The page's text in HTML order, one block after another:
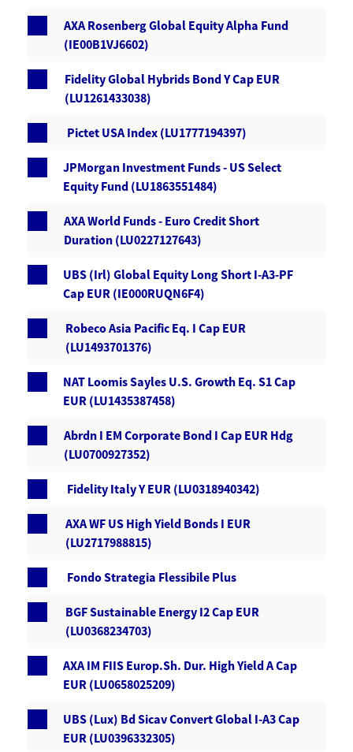
AXA Rosenberg Global Equity Alpha Fund
(IE00B1VJ6602)
Fidelity Global Hybrids Bond Y Cap EUR
(LU1261433038)
Pictet USA Index (LU1777194397)
JPMorgan Investment Funds - US Select
Equity Fund (LU1863551484)
AXA World Funds - Euro Credit Short
Duration (LU0227127643)
UBS (Irl) Global Equity Long Short I-A3-PF
Cap EUR (IE000RUQN6F4)
Robeco Asia Pacific Eq. I Cap EUR
(LU1493701376)
NAT Loomis Sayles U.S. Growth Eq. S1 Cap
EUR (LU1435387458)
Abrdn I EM Corporate Bond I Cap EUR Hdg
(LU0700927352)
Fidelity Italy Y EUR (LU0318940342)
AXA WF US High Yield Bonds I EUR
(LU2717988815)
Fondo Strategia Flessibile Plus
BGF Sustainable Energy I2 Cap EUR
(LU0368234703)
AXA IM FIIS Europ.Sh. Dur. High Yield A Cap
EUR (LU0658025209)
UBS (Lux) Bd Sicav Convert Global I-A3 Cap
EUR (LU0396332305)